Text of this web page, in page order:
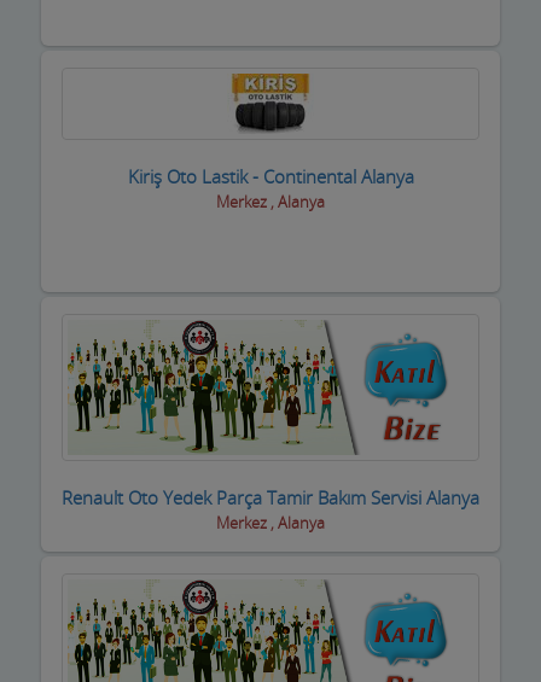
Hal Komisyoncuları
Hamamlar / Spa ve Masaj salonları
Hastane ve Sağlık Kuruluşları
Hediyelik Eşya Firmaları
Hububatçılar
Hurdacılar
Kiriş Oto Lastik - Continental Alanya
Merkez , Alanya
Renault Oto Yedek Parça Tamir Bakım Servisi Alanya
Merkez , Alanya